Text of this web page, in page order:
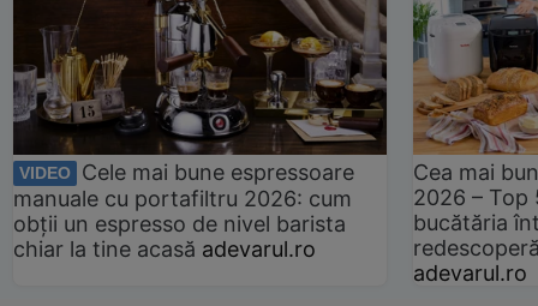
VIDEO
Cele mai bune espressoare
manuale cu portafiltru 2026: cum
obții un espresso de nivel barista
chiar la tine acasă adevarul.ro
Cea mai
2026 –
bucătăria
adevarul.ro